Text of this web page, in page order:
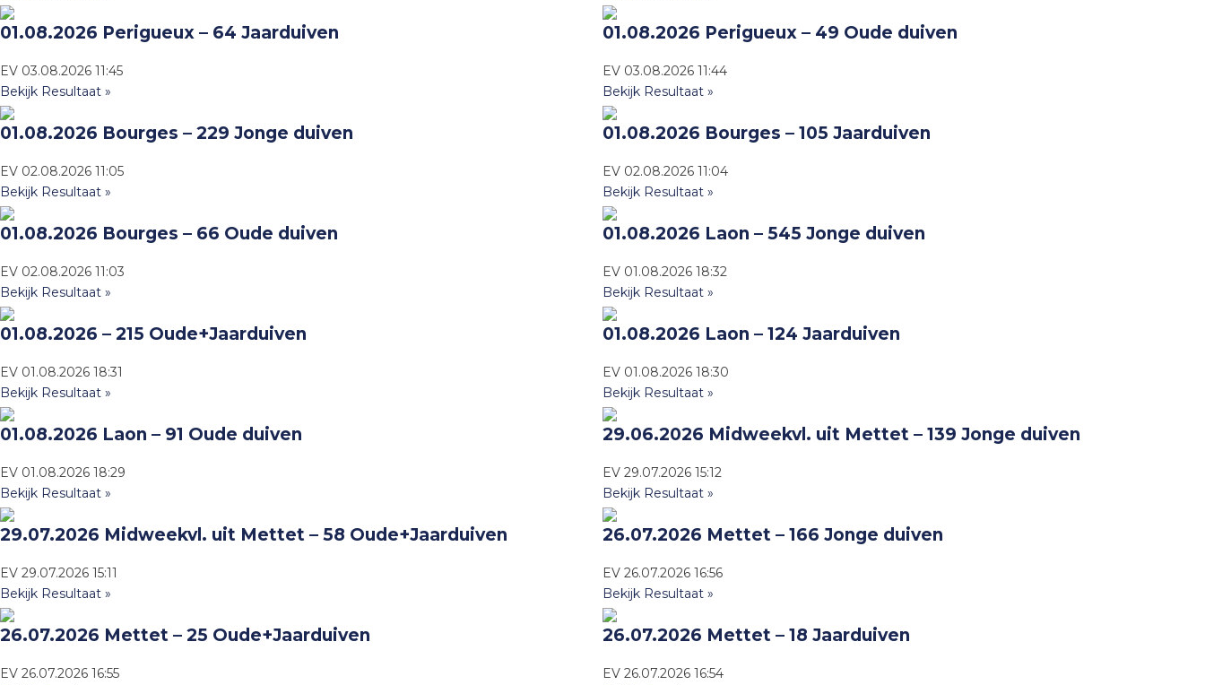
01.08.2026 Perigueux – 64 Jaarduiven
EV 03.08.2026 11:45
Bekijk Resultaat »
01.08.2026 Perigueux – 49 Oude duiven
EV 03.08.2026 11:44
Bekijk Resultaat »
01.08.2026 Bourges – 229 Jonge duiven
EV 02.08.2026 11:05
Bekijk Resultaat »
01.08.2026 Bourges – 105 Jaarduiven
EV 02.08.2026 11:04
Bekijk Resultaat »
01.08.2026 Bourges – 66 Oude duiven
EV 02.08.2026 11:03
Bekijk Resultaat »
01.08.2026 Laon – 545 Jonge duiven
EV 01.08.2026 18:32
Bekijk Resultaat »
01.08.2026 – 215 Oude+Jaarduiven
EV 01.08.2026 18:31
Bekijk Resultaat »
01.08.2026 Laon – 124 Jaarduiven
EV 01.08.2026 18:30
Bekijk Resultaat »
01.08.2026 Laon – 91 Oude duiven
EV 01.08.2026 18:29
Bekijk Resultaat »
29.06.2026 Midweekvl. uit Mettet – 139 Jonge duiven
EV 29.07.2026 15:12
Bekijk Resultaat »
29.07.2026 Midweekvl. uit Mettet – 58 Oude+Jaarduiven
EV 29.07.2026 15:11
Bekijk Resultaat »
26.07.2026 Mettet – 166 Jonge duiven
EV 26.07.2026 16:56
Bekijk Resultaat »
26.07.2026 Mettet – 25 Oude+Jaarduiven
EV 26.07.2026 16:55
26.07.2026 Mettet – 18 Jaarduiven
EV 26.07.2026 16:54